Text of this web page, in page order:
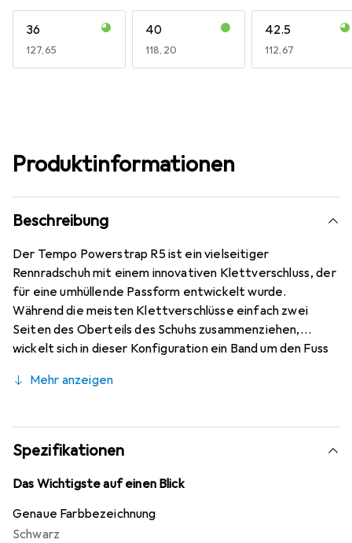
36
EUR
127,65
40
EUR
118,20
42.5
EUR
112,67
Produktinformationen
Beschreibung
Der Tempo Powerstrap R5 ist ein vielseitiger
Rennradschuh mit einem innovativen Klettverschluss, der
für eine umhüllende Passform entwickelt wurde.
Während die meisten Klettverschlüsse einfach zwei
Seiten des Oberteils des Schuhs zusammenziehen,
wickelt sich in dieser Konfiguration ein Band um den Fuss
zwei Riemen. Auf diese Weise bildet das System das
der Mittelfuss sind getrennt voneinander verstellbare
Bereiche, die für eine vollständig angepasste Passform
und Kompression sorgen. Die R5-Nylon-
Verbundaussensohle ist auch auf lange Sicht geschmeidig
zu beeinträchtigen.
Mehr anzeigen
Spezifikationen
Das Wichtigste auf einen Blick
Genaue Farbbezeichnung
Schwarz